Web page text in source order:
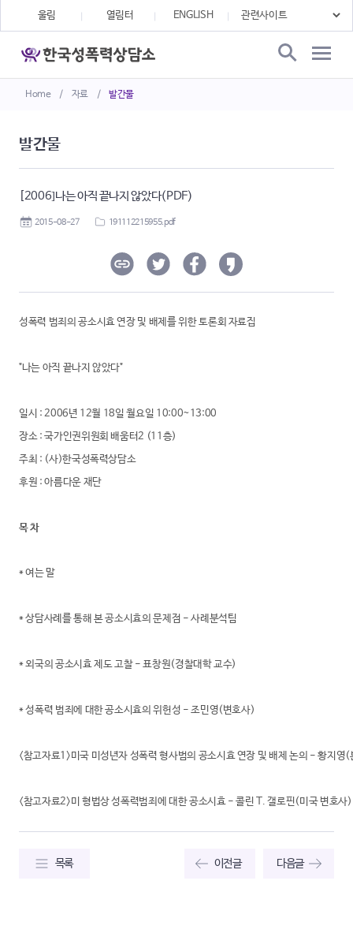
Home / 자료 / 발간물
울림 열림터 ENGLISH
발간물
[2006]나는 아직 끝나지 않았다(PDF)
2015-08-27 191112215955.pdf
성폭력 범죄의 공소시효 연장 및 배제를 위한 토론회 자료집
"나는 아직 끝나지 않았다"
일시 : 2006년 12월 18일 월요일 10:00~13:00
장소 : 국가인권위원회 배움터2 (11층)
주최 : (사)한국성폭력상담소
후원 : 아름다운 재단
목 차
* 여는 말
* 상담사례를 통해 본 공소시효의 문제점 - 사례분석팀
* 외국의 공소시효 제도 고찰 - 표창원(경찰대학 교수)
* 성폭력 범죄에 대한 공소시효의 위헌성 - 조민영(변호사)
<참고자료1>미국 미성년자 성폭력 형사범의 공소시효 연장 및 배제 논의 - 황지영
<참고자료2>미 형법상 성폭력범죄에 대한 공소시효 - 콜린 T. 갤로핀(미국 변호사)
목록 이전글 다음글